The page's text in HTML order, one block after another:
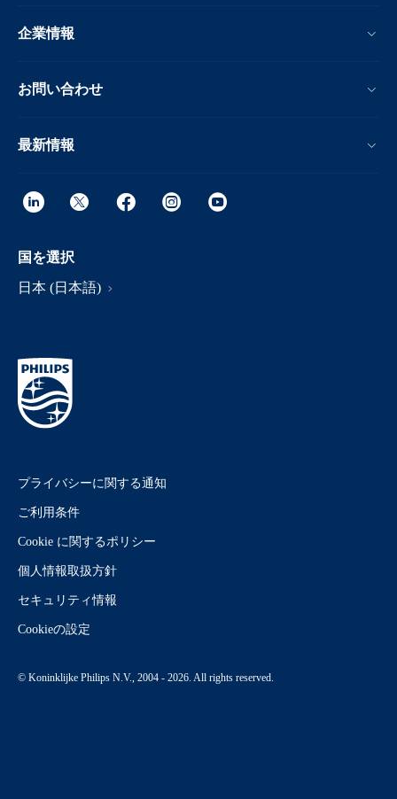
企業情報
お問い合わせ
最新情報
国を選択
日本 (日本語)
プライバシーに関する通知
ご利用条件
Cookie に関するポリシー
個人情報取扱方針
セキュリティ情報
Cookieの設定
© Koninklijke Philips N.V., 2004 - 2026. All rights reserved.